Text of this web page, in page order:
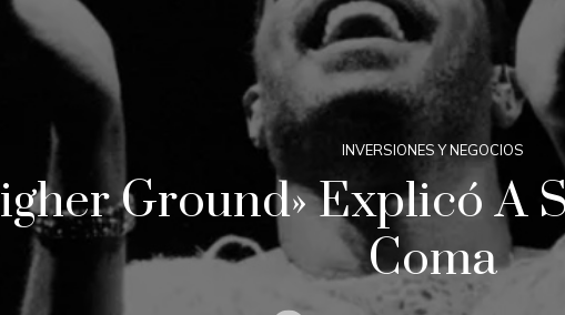
INVERSIONES Y NEGOCIOS
Ground» Explicó A
Coma